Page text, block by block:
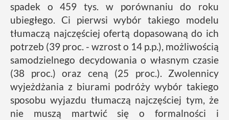
spadek o 459 tys. w porównaniu do roku
ubiegłego. Ci pierwsi wybór takiego modelu
tłumaczą najczęściej ofertą dopasowaną do ich
potrzeb (39 proc. - wzrost o 14 p.p.), możliwością
samodzielnego decydowania o własnym czasie
(38 proc.) oraz ceną (25 proc.). Zwolennicy
wyjeżdżania z biurami podróży wybór takiego
sposobu wyjazdu tłumaczą najczęściej tym, że
nie muszą martwić się o formalności i